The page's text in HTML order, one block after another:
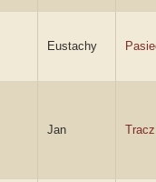
Eustachy
Jan Tracz